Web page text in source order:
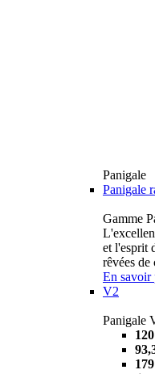
Panigale
Panigale
Gamme
et l'esprit
rêvées de
En savoir
V2
Panigale